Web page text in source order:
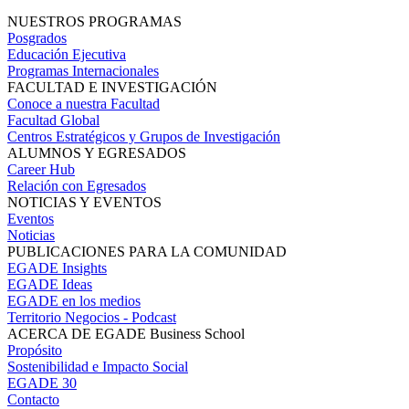
NUESTROS PROGRAMAS
Posgrados
Educación Ejecutiva
Programas Internacionales
FACULTAD E INVESTIGACIÓN
Conoce a nuestra Facultad
Facultad Global
Centros Estratégicos y Grupos de Investigación
ALUMNOS Y EGRESADOS
Career Hub
Relación con Egresados
NOTICIAS Y EVENTOS
Eventos
Noticias
PUBLICACIONES PARA LA COMUNIDAD
EGADE Insights
EGADE Ideas
EGADE en los medios
Territorio Negocios - Podcast
ACERCA DE EGADE Business School
Propósito
Sostenibilidad e Impacto Social
EGADE 30
Contacto